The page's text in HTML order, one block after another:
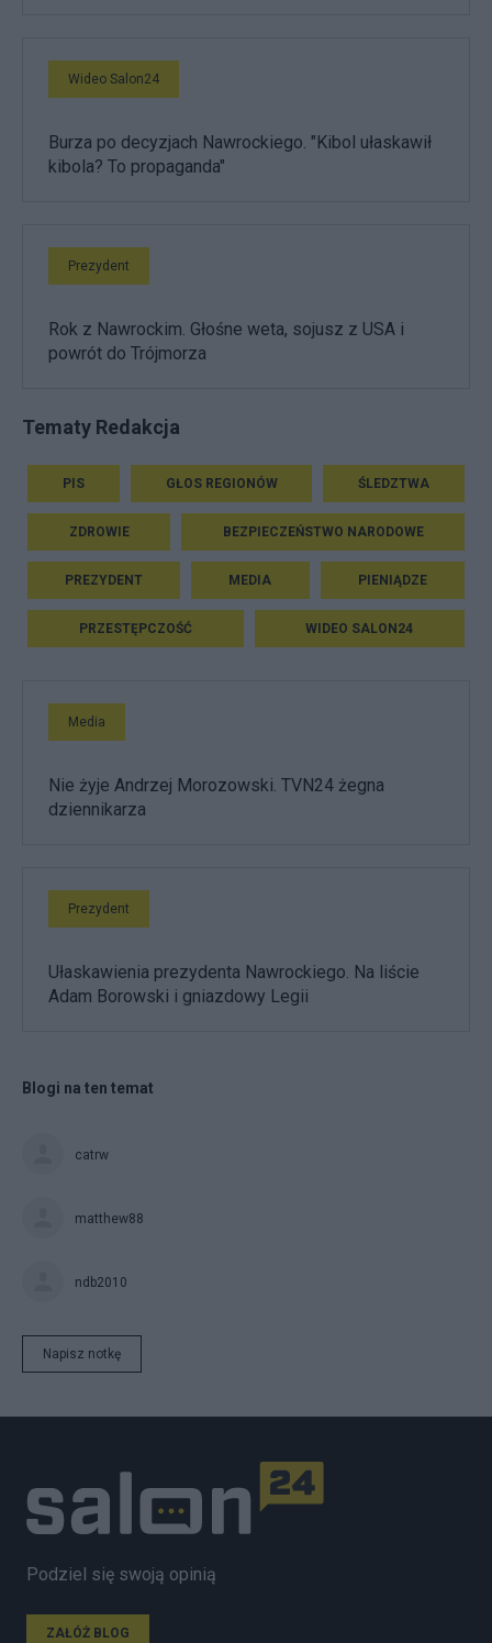
Wideo Salon24
Burza po decyzjach Nawrockiego. "Kibol ułaskawił
kibola? To propaganda"
Prezydent
Rok z Nawrockim. Głośne weta, sojusz z USA i
powrót do Trójmorza
Tematy Redakcja
PIS GŁOS REGIONÓW ŚLEDZTWA
ZDROWIE BEZPIECZEŃSTWO NARODOWE
PREZYDENT MEDIA PIENIĄDZE
PRZESTĘPCZOŚĆ WIDEO SALON24
Media
Nie żyje Andrzej Morozowski. TVN24 żegna
dziennikarza
Prezydent
Ułaskawienia prezydenta Nawrockiego. Na liście
Adam Borowski i gniazdowy Legii
Blogi na ten temat
catrw
matthew88
ndb2010
Napisz notkę
Podziel się swoją opinią
ZAŁÓŻ BLOG